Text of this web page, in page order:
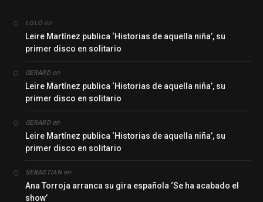
LOLO en
Leire Martínez publica ‘Historias de aquella niña’, su
primer disco en solitario
GERARDen
Leire Martínez publica ‘Historias de aquella niña’, su
primer disco en solitario
GERARDen
Leire Martínez publica ‘Historias de aquella niña’, su
primer disco en solitario
SEBASTIANen
Ana Torroja arranca su gira española ‘Se ha acabado el
show’